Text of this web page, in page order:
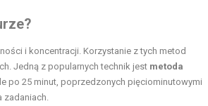
i koncentracji. Korzystanie z tych metod
Jedną z popularnych technik jest metoda
po 25 minut, poprzedzonych pięciominutowymi